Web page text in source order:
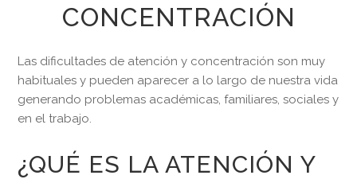
CONCENTRACIÓN
Las dificultades de atención y concentración son muy
habituales y pueden aparecer a lo largo de nuestra vida
generando problemas académicas, familiares, sociales y
en el trabajo.
¿QUÉ ES LA ATENCIÓN Y